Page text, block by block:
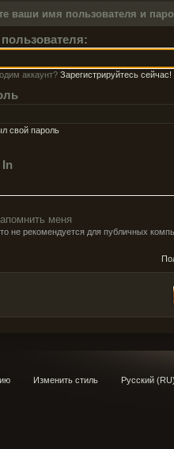
ваши имя пользователя и
аккаунт? Зарегистрируйтесь сейчас!
свой пароль
меня
не рекомендуется для публичных
Изменить стиль Русский